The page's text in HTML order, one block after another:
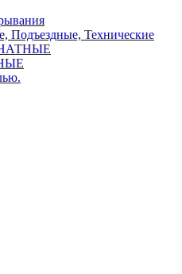
Подъездные, Технические